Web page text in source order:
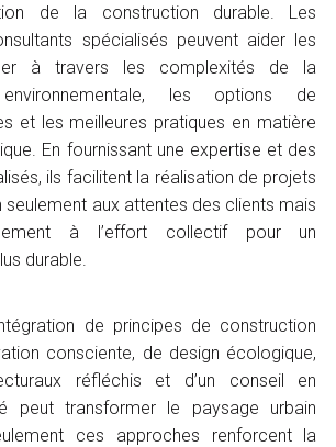
de la construction durable. Les
spécialisés peuvent aider les
à travers les complexités de la
environnementale, les options de
et les meilleures pratiques en matière
En fournissant une expertise et des
ils facilitent la réalisation de projets
seulement aux attentes des clients mais
à l’effort collectif pour un
durable.
de principes de construction
consciente, de design écologique,
réfléchis et d’un conseil en
peut transformer le paysage urbain
ces approches renforcent la